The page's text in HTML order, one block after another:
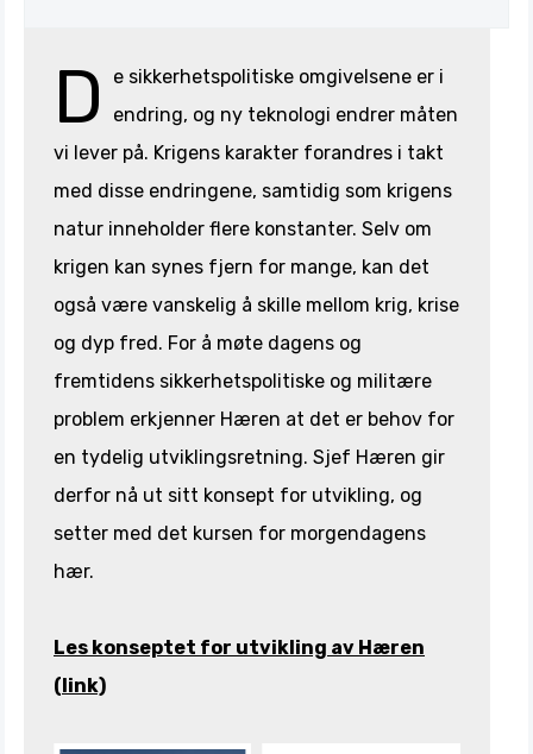
D
e sikkerhetspolitiske omgivelsene er i
endring, og ny teknologi endrer måten
vi lever på. Krigens karakter forandres i takt
med disse endringene, samtidig som krigens
natur inneholder flere konstanter. Selv om
krigen kan synes fjern for mange, kan det
også være vanskelig å skille mellom krig, krise
og dyp fred. For å møte dagens og
fremtidens sikkerhetspolitiske og militære
problem erkjenner Hæren at det er behov for
en tydelig utviklingsretning. Sjef Hæren gir
derfor nå ut sitt konsept for utvikling, og
setter med det kursen for morgendagens
hær.
Les konseptet for utvikling av Hæren
(link)